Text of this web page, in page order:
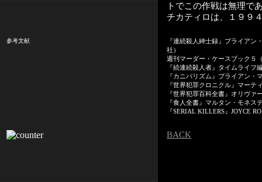
トでこの作戦は無理で
チカティロは、１９９
参考文献
『連続殺人紳士録』ブライア
社）
週刊マーダー・ケースブック５
『続連続殺人者』タイムライフ
『カニバリズム』ブライアン・
『世界犯罪クロニクル』マーテ
『世界犯罪百科全書』オリヴァ
『食人全書』マルタン・モネス
『SERIAL KILLERS』JOYCE
BACK